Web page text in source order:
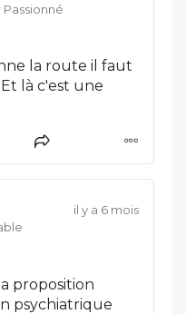
la route il faut
il y a 6 mois
proposition
psychiatrique